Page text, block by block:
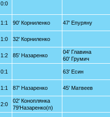
0:0
1:1 90' Корниленко 47' Епуряну
1:0 32' Корниленко
1:2 85' Назаренко
04' Главина
60' Грумич
0:1 63' Есин
1:1 87' Назаренко 45' Матвеев
2:0
02' Коноплянка
79'Назаренко(п)